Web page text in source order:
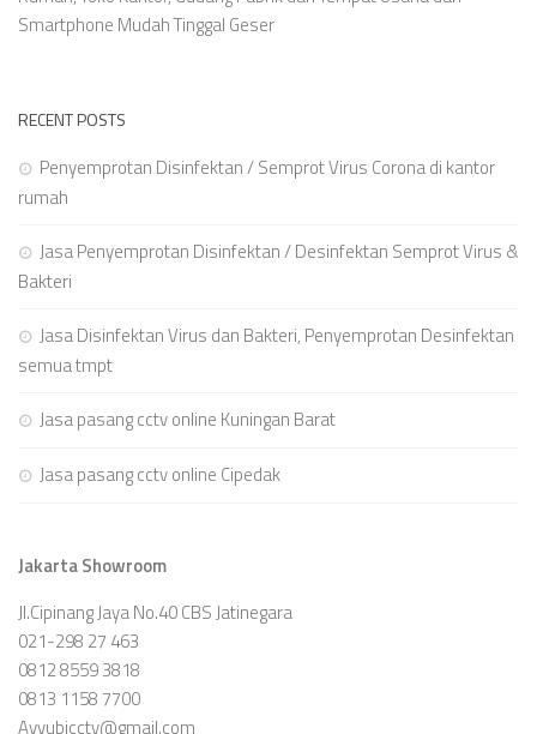
Smartphone Mudah Tinggal Geser
RECENT POSTS
Penyemprotan Disinfektan / Semprot Virus Corona di kantor
rumah
Jasa Penyemprotan Disinfektan / Desinfektan Semprot Virus &
Bakteri
Jasa Disinfektan Virus dan Bakteri, Penyemprotan Desinfektan
semua tmpt
Jasa pasang cctv online Kuningan Barat
Jasa pasang cctv online Cipedak
Jakarta Showroom
Jl.Cipinang Jaya No.40 CBS Jatinegara
021-298 27 463
0812 8559 3818
0813 1158 7700
Ayyubicctv@gmail.com